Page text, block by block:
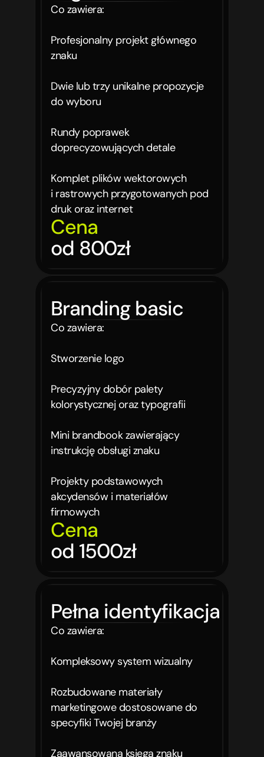
Co zawiera:
Profesjonalny projekt głównego
znaku
Dwie lub trzy unikalne propozycje
do wyboru
Rundy poprawek
doprecyzowujących detale
Komplet plików wektorowych
i rastrowych przygotowanych pod
druk oraz internet
Cena
od 800zł
Branding basic
Co zawiera:
Stworzenie logo
Precyzyjny dobór palety
kolorystycznej oraz typografii
Mini brandbook zawierający
instrukcję obsługi znaku
Projekty podstawowych
akcydensów i materiałów
firmowych
Cena
od 1500zł
Pełna identyfikacja
Co zawiera:
Kompleksowy system wizualny
Rozbudowane materiały
marketingowe dostosowane do
specyfiki Twojej branży
Zaawansowana księga znaku